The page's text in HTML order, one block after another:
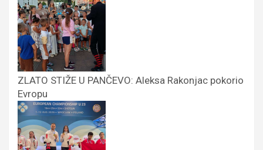
ZLATO STIŽE U PANČEVO: Aleksa Rakonjac pokorio
Evropu